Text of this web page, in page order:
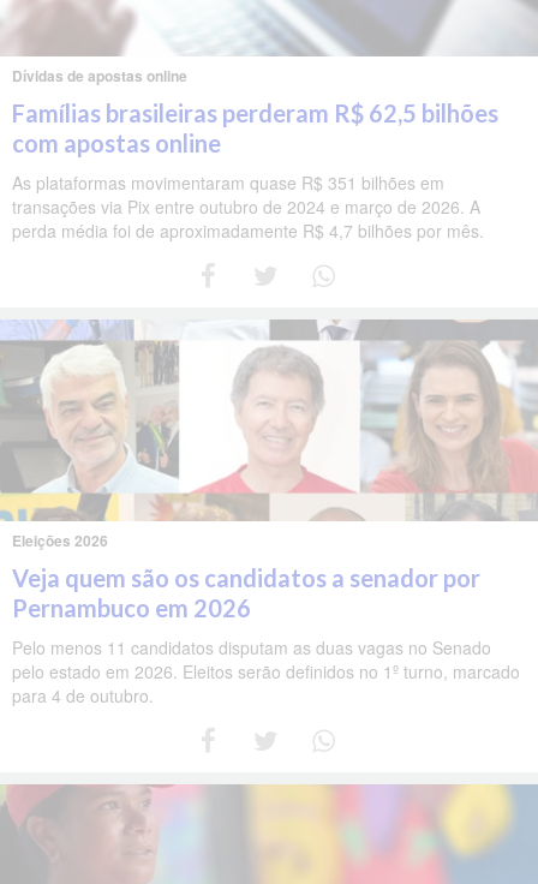
Dívidas de apostas online
Famílias brasileiras perderam R$ 62,5 bilhões
com apostas online
As plataformas movimentaram quase R$ 351 bilhões em
transações via Pix entre outubro de 2024 e março de 2026. A
perda média foi de aproximadamente R$ 4,7 bilhões por mês.
Eleições 2026
Veja quem são os candidatos a senador por
Pernambuco em 2026
Pelo menos 11 candidatos disputam as duas vagas no Senado
pelo estado em 2026. Eleitos serão definidos no 1º turno, marcado
para 4 de outubro.